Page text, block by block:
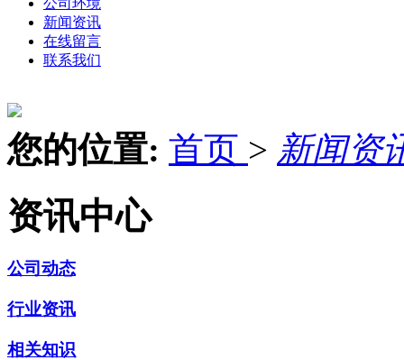
新闻资讯
在线留言
联系我们
您的位置: 首页 > 新闻资
资讯中心
公司动态
行业资讯
相关知识